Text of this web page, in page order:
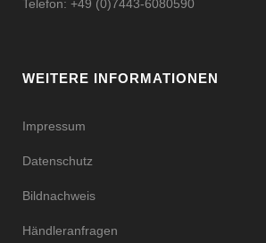
Telefon: +49 (0)7443-6080590
WEITERE INFORMATIONEN
Impressum
Datenschutz
Bildnachweis
Händleranfragen